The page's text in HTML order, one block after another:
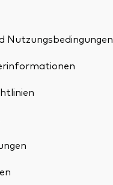
Nutzungsbedingungen